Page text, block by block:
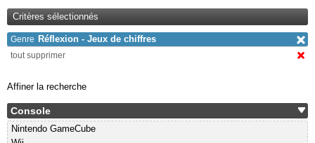
Critères sélectionnés
Genre Réflexion - Jeux de chiffres
tout supprimer
Affiner la recherche
Console
Nintendo GameCube